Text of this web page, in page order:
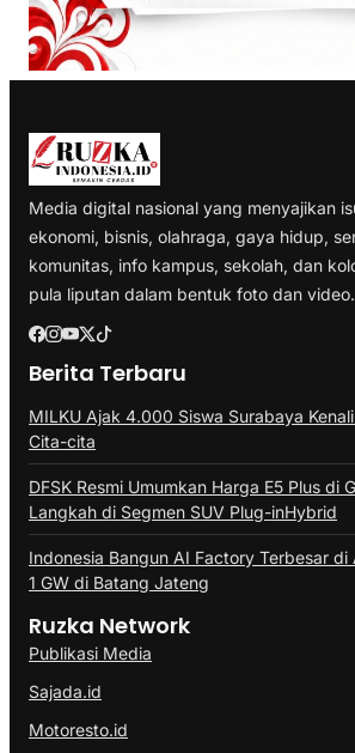
Media digital nasional yang menyajikan
ekonomi, bisnis, olahraga, gaya hidup,
komunitas, info kampus, sekolah, dan
pula liputan dalam bentuk foto dan video.
Berita Terbaru
MILKU Ajak 4.000 Siswa Surabaya
Cita-cita
DFSK Resmi Umumkan Harga E5 Plus di
Langkah di Segmen SUV Plug-inHybrid
Indonesia Bangun AI Factory Terbesar di
1 GW di Batang Jateng
Ruzka Network
Publikasi Media
Sajada.id
Motoresto.id